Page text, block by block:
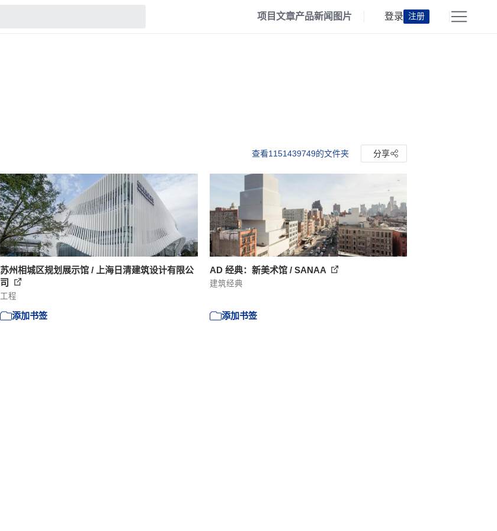
项目文章产品新闻 图片 登录 注册
查看1151439749的文件夹 分享
苏州相城区规划展示馆 / 上海日清建筑设计有限公
司
工程
添加书签
AD 经典：新美术馆 / SANAA
建筑经典
添加书签